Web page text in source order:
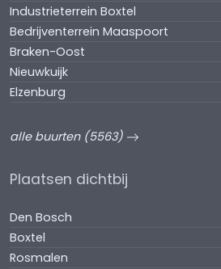
Industrieterrein Boxtel
Bedrijventerrein Maaspoort
Braken-Oost
Nieuwkuijk
Elzenburg
alle buurten (5563)
Plaatsen dichtbij
Den Bosch
Boxtel
Rosmalen